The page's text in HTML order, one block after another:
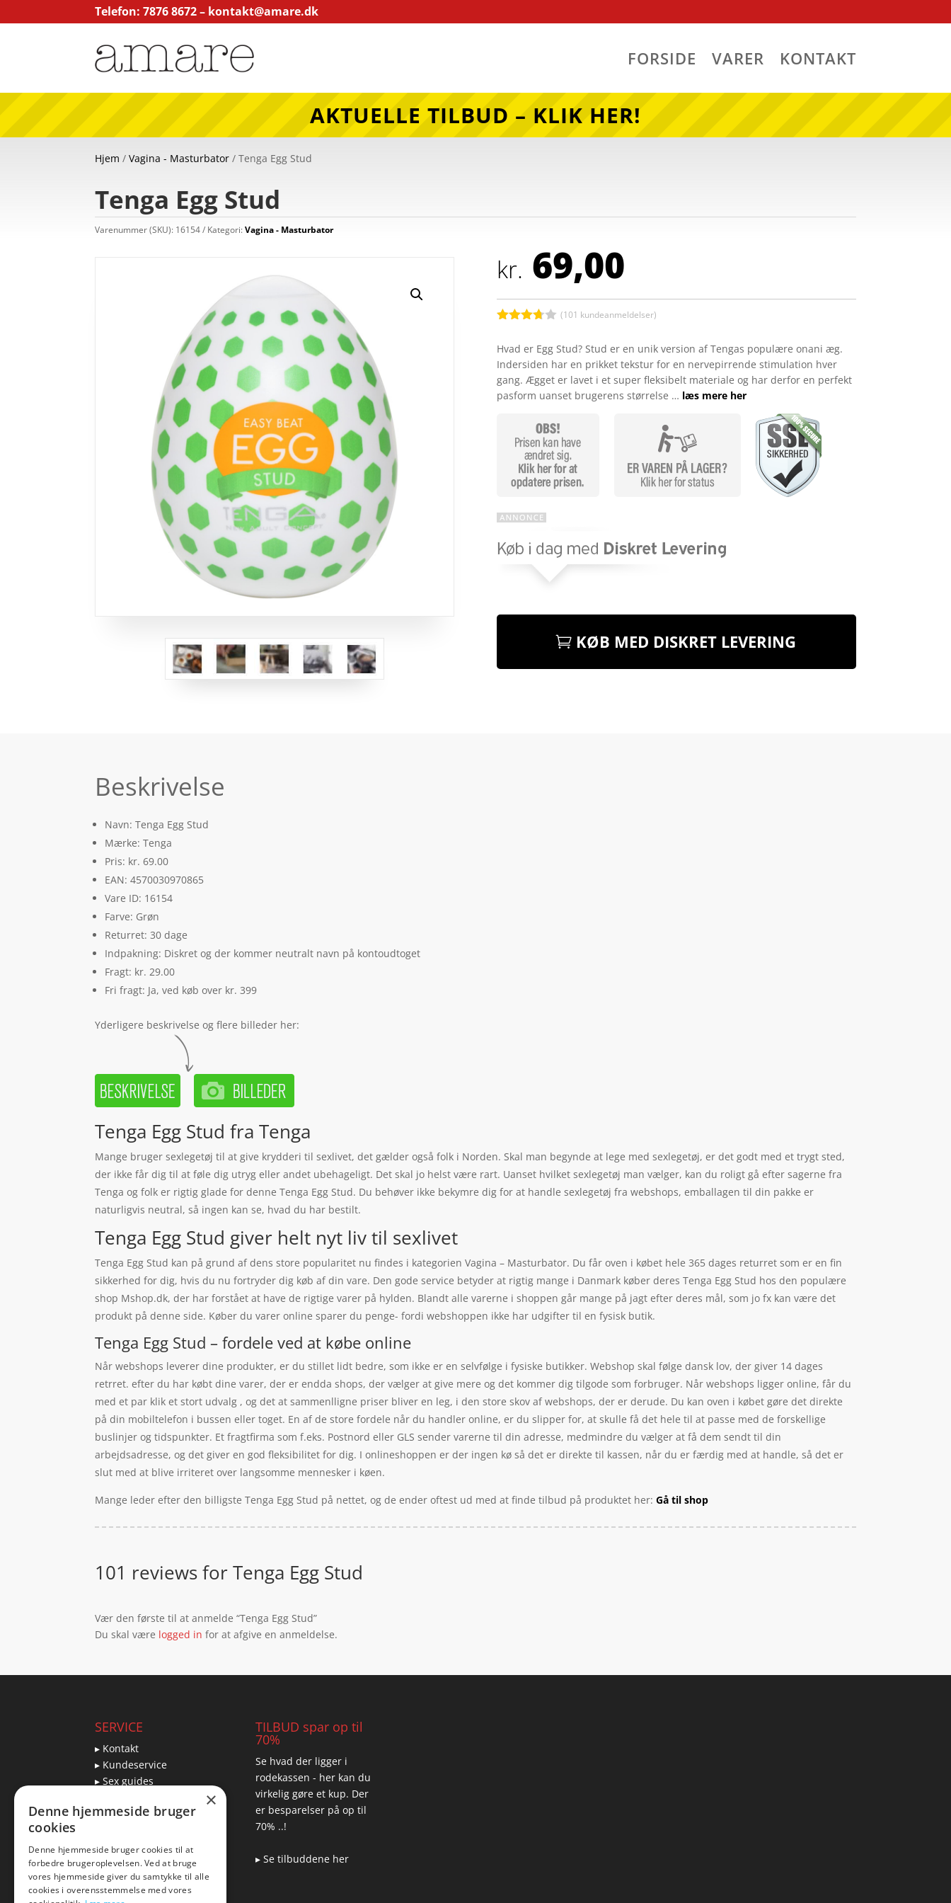
Telefon: 7876 8672 – kontakt@amare.dk
FORSIDE VARER KONTAKT
AKTUELLE TILBUD – KLIK HER!
Hjem /Vagina - Masturbator / Tenga Egg Stud
Tenga Egg Stud
Varenummer (SKU): 16154 Kategori:Vagina - Masturbator
kr. 69,00
3.7ud
af 5
baseret
på
kundebed
(101 kundeanmeldelser)
Hvad er Egg Stud? Stud er en unik version af Tengas populære onani æg.
Indersiden har en prikket tekstur for en nervepirrende stimulation hver
gang. Ægget er lavet i et super fleksibelt materiale og har derfor en perfekt
pasform uanset brugerens størrelse … læs mere her
KØB MED DISKRET LEVERING
Beskrivelse
Navn: Tenga Egg Stud
Mærke: Tenga
Pris: kr. 69.00
EAN: 4570030970865
Vare ID: 16154
Farve: Grøn
Returret: 30 dage
Indpakning: Diskret og der kommer neutralt navn på kontoudtoget
Fragt: kr. 29.00
Fri fragt: Ja, ved køb over kr. 399
Yderligere beskrivelse og flere billeder her:
Tenga Egg Stud fra Tenga
Mange bruger sexlegetøj til at give krydderi til sexlivet, det gælder også folk i Norden. Skal man begynde at lege med sexlegetøj, er det godt med et trygt sted,
der ikke får dig til at føle dig utryg eller andet ubehageligt. Det skal jo helst være rart. Uanset hvilket sexlegetøj man vælger, kan du roligt gå efter sagerne fra
Tenga og folk er rigtig glade for denne Tenga Egg Stud. Du behøver ikke bekymre dig for at handle sexlegetøj fra webshops, emballagen til din pakke er
naturligvis neutral, så ingen kan se, hvad du har bestilt.
Tenga Egg Stud giver helt nyt liv til sexlivet
Tenga Egg Stud kan på grund af dens store popularitet nu findes i kategorien Vagina – Masturbator. Du får oven i købet hele 365 dages returret som er en fin
sikkerhed for dig, hvis du nu fortryder dig køb af din vare. Den gode service betyder at rigtig mange i Danmark køber deres Tenga Egg Stud hos den populære
shop Mshop.dk, der har forstået at have de rigtige varer på hylden. Blandt alle varerne i shoppen går mange på jagt efter deres mål, som jo fx kan være det
produkt på denne side. Køber du varer online sparer du penge- fordi webshoppen ikke har udgifter til en fysisk butik.
Tenga Egg Stud – fordele ved at købe online
Når webshops leverer dine produkter, er du stillet lidt bedre, som ikke er en selvfølge i fysiske butikker. Webshop skal følge dansk lov, der giver 14 dages
retrret. efter du har købt dine varer, der er endda shops, der vælger at give mere og det kommer dig tilgode som forbruger. Når webshops ligger online, får du
med et par klik et stort udvalg , og det at sammenlligne priser bliver en leg, i den store skov af webshops, der er derude. Du kan oven i købet gøre det direkte
på din mobiltelefon i bussen eller toget. En af de store fordele når du handler online, er du slipper for, at skulle få det hele til at passe med de forskellige
buslinjer og tidspunkter. Et fragtfirma som f.eks. Postnord eller GLS sender varerne til din adresse, medmindre du vælger at få dem sendt til din
arbejdsadresse, og det giver en god fleksibilitet for dig. I onlineshoppen er der ingen kø så det er direkte til kassen, når du er færdig med at handle, så det er
slut med at blive irriteret over langsomme mennesker i køen.
Mange leder efter den billigste Tenga Egg Stud på nettet, og de ender oftest ud med at finde tilbud på produktet her:Gå til shop
101 reviews forTenga Egg Stud
Vær den første til at anmelde “Tenga Egg Stud”
Du skal være logged in for at afgive en anmeldelse.
SERVICE
▸ Kontakt
▸ Kundeservice
▸ Sex guides
▸ Returnering
Blog
Pris, kvalitet & sexlegetøj
TILBUD spar op til
70%
Se hvad der ligger i
rodekassen - her kan du
virkelig gøre et kup. Der
er besparelser på op til
70% ..!
▸ Se tilbuddene her
×
Denne hjemmeside bruger
cookies
Denne hjemmeside bruger cookies til at
forbedre brugeroplevelsen. Ved at bruge
vores hjemmeside giver du samtykke til alle
cookies i overensstemmelse med vores